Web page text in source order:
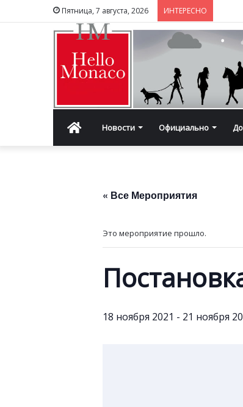
Пятница, 7 августа, 2026 ИНТЕРЕСНО
ГлавнаяНовости Официально
« Все Мероприятия
Это мероприятие прошло.
18 ноября 2021 - 21 ноября